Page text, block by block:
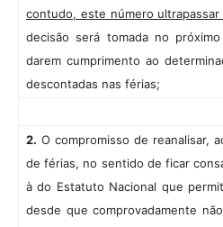
contudo, este número
decisão será tomada no
darem cumprimento ao
descontadas nas férias;
2. O compromisso de reanalisar,
de férias, no sentido de ficar
à do Estatuto Nacional que
desde que comprovadamente